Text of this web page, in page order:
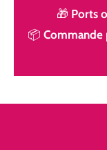
🎁 Ports
📦 Commande